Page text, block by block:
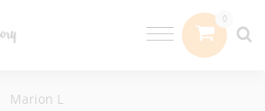
Marion L